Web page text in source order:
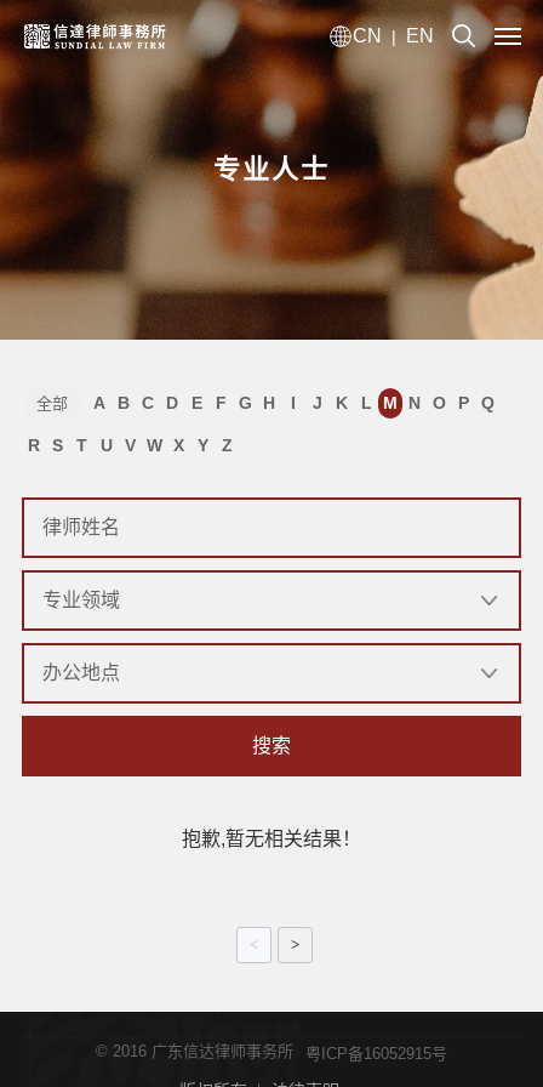
CN | EN
专业人士
全部 A B C D E F G H I J K L M N O P Q
R S T U V W X Y Z
搜索
抱歉,暂无相关结果！
< >
© 2016 广东信达律师事务所 粤ICP备16052915号